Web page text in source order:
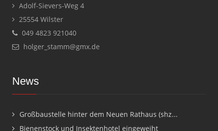
Adolf-Sievers-Weg 4
25554 Wilster
049 4823 921040
holger_stamm@gmx.de
News
Großbaustelle hinter dem Neuen Rathaus (shz...
Bienenstock und Insektenhotel eingeweiht